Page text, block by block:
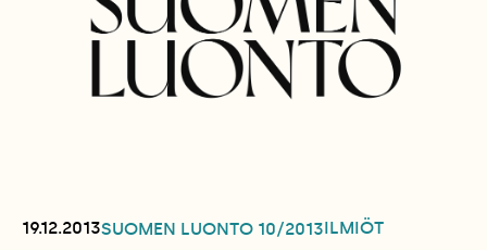
19.12.2013SUOMEN LUONTO 10/2013ILMIÖT